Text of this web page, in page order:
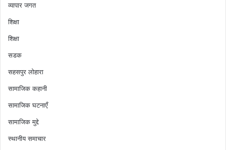
व्यापार जगत
शिक्षा
शिक्षा
सडक
सहसपुर लोहारा
सामाजिक कहानी
सामाजिक घटनाएँ
सामाजिक मुद्दे
स्थानीय समाचार